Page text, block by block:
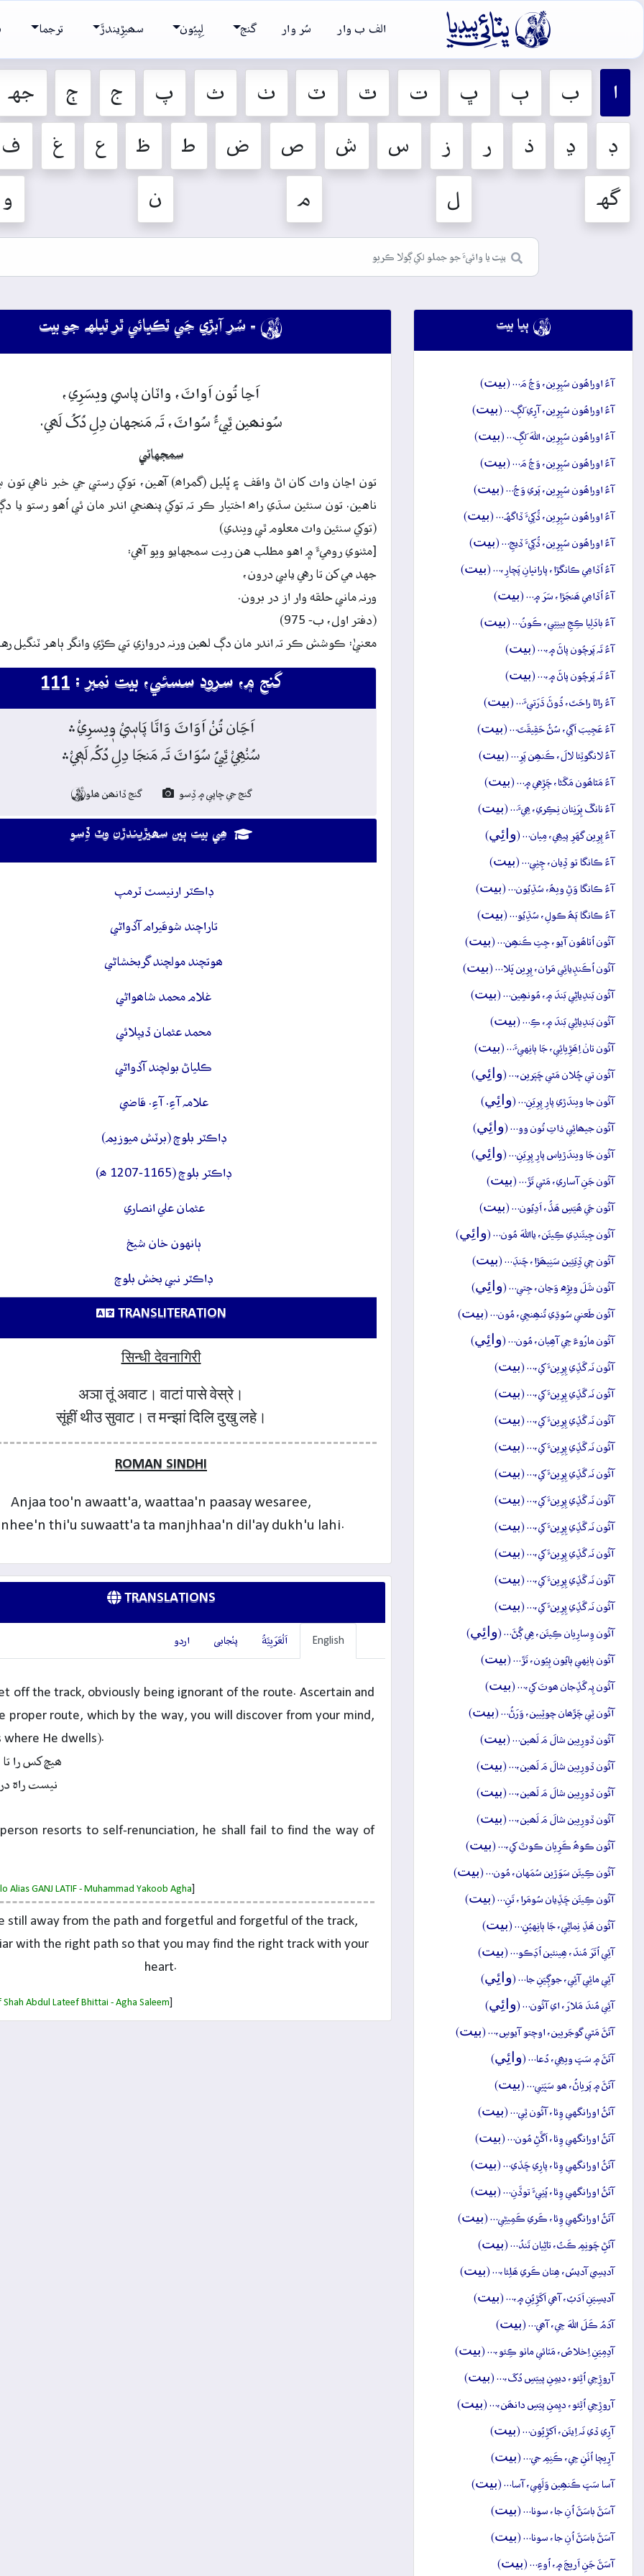
 الف ب وار سُر وار گنج لِپِيُون سھيڙِيندڙَ ترجما
ا ب ٻ ڀ ت ٿ ٽ ٺ ث پ ج ڄ جهہ
ڊ ڍ ذ ر ز س ش ص ض ط ظ ع غ ف
گهہ ل م ن و
 ٻيا بيت
آءُ اوراھُون سُپِرِين، وَڃُ مَ… (بيت)
آءُ اوراھُون سُپِرِين، آرِي لَڳِ… (بيت)
آءُ اوراھُون سُپِرِين، اللهَ لَڳِ… (بيت)
آءُ اوراھُون سُپِرِين، وَڃُ مَ… (بيت)
آءُ اوراھُون سُپِرِين، پَري وَڃُ… (بيت)
آءُ اوراھُون سُپِرِين، ڏُکِيءَ ڏاگهُہ… (بيت)
آءُ اوراھُون سُپِرِين، ڏُکِيءَ ڏيجِ… (بيت)
آءُ اُڏامِي ڪانگڙا، پارانڀانِ پَچارِ،… (بيت)
آءُ اُڏامِي ھَنجَڙا، سَرَ ۾… (بيت)
آءُ بادَلِيا ڪِجِ بينِتِي، ڪَونُ… (بيت)
آءُ تَہ پَرچُون پاڻَ ۾،… (بيت)
آءُ تَہ پَرچُون پاڻَ ۾،… (بيت)
آءُ راڻا راحَتَ، ڌُوڻَ ڌَرَتيءَ… (بيت)
آءُ عَجِيبَ اَڳي، سُڻُ حَقِيقَتَ… (بيت)
آءُ لانگوٽِئا لالَ، ڪَنھِن پَرِ… (بيت)
آءُ مَٿاھُون مَڱڻا، چَڙِهي ۾… (بيت)
آءُ نانگَ ٻِرَنِئان نِڪِري، ھِيءَ… (بيت)
آءُ پِرِين گهَرِ پيھِي، مِيان… (وائِي)
آءُ ڪانگا تو ڏِيان، چِٺِي… (بيت)
آءُ ڪانگا وَڻِ ويھُ، سُڌِيُون… (بيت)
آءُ ڪانگا ٻَھُ ڪولِ، سُڌِيُو… (بيت)
آئُون اُتاھُون آيو، جِتِ ڪَنھِن… (بيت)
آئُون اُڪَنڊِيائِي مَران، پِرِين ڀَلا… (بيت)
آئُون بَندِياڻِي بَندَ ۾، مُونھِين… (بيت)
آئُون بَندِياڻِي بَندَ ۾، ڪِ… (بيت)
آئُون تانۡ اِھَڙِيائِي، جَا ٻانِهيءَ… (بيت)
آئُون تي ڇُلان مَٿي ڇَپَرين،… (وائِي)
آئُون جا ويندَڙي پارِ پِرِيَنِ… (وائِي)
آئُون جيھائِي ذاتِ تُون وو… (وائِي)
آئُون جَا ويندَڙياس پارِ پِرِيَنِ… (وائِي)
آئُون جَنِ آساري، مَٿي تَڙَ… (بيت)
آئُون جَي ھُيَسِ ھَڏُ، اَدِيُون… (بيت)
آئُون جِيئَندِي ڪِيئَن، يااللهَ مُون… (وائِي)
آئُون جٖي ڏِيَئِين سَنِيھَڙا، چَنڊَ… (بيت)
آئُون شَلَ ويڙِه وَڃان، جِتي… (وائِي)
آئُون طَعني سُوڌِي تُنھِنجِي، مُون… (بيت)
آئُون مارُوءَ جِي آھِيان، مُون… (وائِي)
آئُون نَہ گَڏِي پِرِينءَ کي،… (بيت)
آئُون نَہ گَڏِي پِرِينءَ کي،… (بيت)
آئُون نَہ گَڏِي پِرِينءَ کي،… (بيت)
آئُون نَہ گَڏِي پِرِينءَ کي،… (بيت)
آئُون نَہ گَڏِي پِرِينءَ کي،… (بيت)
آئُون نَہ گَڏِي پِرِينءَ کي،… (بيت)
آئُون نَہ گَڏِي پِرِينءَ کي،… (بيت)
آئُون نَہ گَڏِي پِرِينءَ کي،… (بيت)
آئُون نَہ گَڏِي پِرِينءَ کي،… (بيت)
آئُون نَہ گَڏِي پِرِينءَ کي،… (بيت)
آئُون وِسارِيان ڪِيئَن، هِي ڳُڻَ… (وائِي)
آئُون ٻانِهي ٻايُون ٻِيُون، تَڙَ… (بيت)
آئُون پِہ گَڏِجان ھوتَ کي،… (بيت)
آئُون ٿِي چَڙَھان چوٽِيين، وَرَڻُ… (بيت)
آئُون ڏورِيين شالَ مَ لَھين… (بيت)
آئُون ڏورِيين شالَ مَ لَھين،… (بيت)
آئُون ڏورِيين شالَ مَ لَھين،… (بيت)
آئُون ڏورِيين شالَ مَ لَھين،… (بيت)
آئُون ڪوھُ ڪَرِيان ڪوٽَ کي،… (بيت)
آئُون ڪِيئَن سَوَڙين سُمَهان، مُون… (بيت)
آئُون ڪِيئَن ڇَڏِيان سُومَرا، تَنِ… (بيت)
آئُون ھَڏِ نِماڻِي، جَا ٻانِهيُنِ… (بيت)
آئِي اُتَرَ مُندَ، ھِينئين اُڊَڪو… (بيت)
آئِي مائِي آئِي، جوڳِيَنِ جا… (وائِي)
آئِي مُندَ مَلارَ، اي آئُون… (وائِي)
آتَڻَ مَٿي گوجَريين، اوچتو آيوسِ،… (بيت)
آتَڻَ ۾ سَڀَ ويھِي، دُعا… (وائِي)
آتَڻَ ۾ پَرياڻُ، ھو سَڀَنِي… (بيت)
آتَڻُ اورانگهي وِئا، آئُون ٿِي… (بيت)
آتَڻُ اورانگهي وِئا، اَڱَڻِ مُون… (بيت)
آتَڻُ اورانگهي وِئا، پارِي ڇَڏي… (بيت)
آتَڻُ اورانگهي وِئا، پُٺِيءَ توڏَنِ… (بيت)
آتَڻُ اورانگهي وِئا، ڪَري ڪَمِيڻِي… (بيت)
آتَڻِ چَونِمِ ڪَتُ، تاڻِيان تَندُ… (بيت)
آديسِي آديسُ، ھِتان ڪَري ھَلِئا،… (بيت)
آديسِيَنِ اَدَبُ، آھي اَکَڙِيُنِ ۾،… (بيت)
آدَمُ ڪَلَ اللهَ جِي، آھي… (بيت)
آدِمِيَنِ اِخلاصُ، مَٽائي ماٺو ڪِئو،… (بيت)
آروڙِجِي اُٿِئو، ديمِنِ پييَسِ دُکَ،… (بيت)
آروڙِجِي اُٿِئو، ديِمنِ پيَسِ دانھَن،… (بيت)
آرِي ڏي نَہ اِيئَن، اَکڙِيُون… (بيت)
آرِيچا اُٺَنِ جِي، ڪَنِمِ جي… (بيت)
آسا سَڀَ ڪَنھِين وَلَهِي، آسا… (بيت)
آسَڻَ باسَڻَ اُنِ جا، سونا… (بيت)
آسَڻَ باسَڻَ اُنِ جا، سونا… (بيت)
آسَڻَ جَنِ اَريجَ ۾، اُوءِ… (بيت)
 - سُر آبڙي جَي ٿڪيائي ٿر ٿيلهہ جو بيت
اَڃا تُون اَواٽَ، واٽان پاسي ويسَرِي،
سُونھين ٿِيءُ سُواٽَ، تَہ مَنجهان دِلِ دُکُ لَھي.
سمجهاڻي
تون اڃان واٽ کان اڻ واقف ۽ ڀُليل (گمراھ) آهين، توکي رستي جي خبر ناهي
ناهين. تون سنئين سڌي راھ اختيار ڪر تہ توکي پنھنجي اندر مان ئي اُهو رستو يا
(توکي سنئين واٽ معلوم ٿي ويندي)
[مثنوي روميءَ ۾ اهو مطلب هن ريت سمجهايو ويو آهي:
جهد مي کن تا رهي يابي درون،
ورنہ ماني حلقه وار از در برون.
(دفتر اول، ب- 975)
معنيٰ: ڪوشش ڪر تہ اندر مان دڳ لھين ورنہ دروازي تي ڪڙي وانگر ٻاهر ٽنگيل
گنج ۾، سرود سسئي، بيت نمبر : 111
اَڃَان تُنْ اَوَاٽَ وَاٽَا پَاسٖيْ وٖيسرِيْ﮶
سُنْھِيْ ٿِيُ سُوَاٽَ تَہ مَنجَا دِلِ دُکُہ لَھٖيْ﮶
گنج جي ڇاپي ۾ ڏِسو گنج ڏانھن ھلو
ھِي بيت ٻين سھيڙيندڙن وٽ ڏِسو
ڊاڪٽر ارنيسٽ ٽرمپ
تاراچند شوقيرام آڏواڻي
ھوتچند مولچند گربخشاڻي
غلام محمد شاھواڻي
محمد عثمان ڏيپلائي
ڪلياڻ بولچند آڏواڻي
علامہ آءِ. آءِ. قاضي
ڊاڪٽر بلوچ (برٽش ميوزيم)
ڊاڪٽر بلوچ (1165-1207 ھ)
عثمان علي انصاري
ٻانهون خان شيخ
ڊاڪٽر نبي بخش بلوچ
TRANSLITERATION
सिन्धी देवनागिरी
अञा तूं अवाट। वाटां पासे वेस्रे।
सूंहीं थीउ सुवाट। त मन्झां दिलि दुखु लहे।
ROMAN SINDHI
Anjaa too'n awaatt'a, waattaa'n paasay wesaree,
thi'u suwaatt'a ta manjhhaa'n dil'ay dukh'u lahi.
TRANSLATIONS
English اَلْعَرَبِيَّةُ پنْجابی اردو
off the track, obviously being ignorant of the route. Ascertain and
proper route, which by the way, you will discover from your mind,
where He dwells).
ہیچ کس را تا
نیست راہ در
resorts to self-renunciation, he shall fail to find the way of
Alias GANJ LATIF - Muhammad Yakoob Agha
still away from the path and forgetful and forgetful of the track,
with the right path so that you may find the right track with your
heart.
Abdul Lateef Bhittai - Agha Saleem